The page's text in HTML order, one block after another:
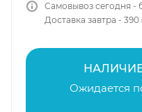
Самовывоз сегодня -
Доставка завтра - 390
Ожидается